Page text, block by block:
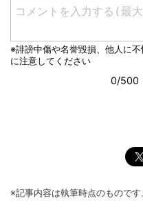
※記事内容は執筆時点のものです